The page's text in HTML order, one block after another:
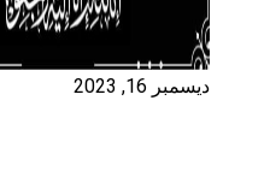
ديسمبر 16, 2023